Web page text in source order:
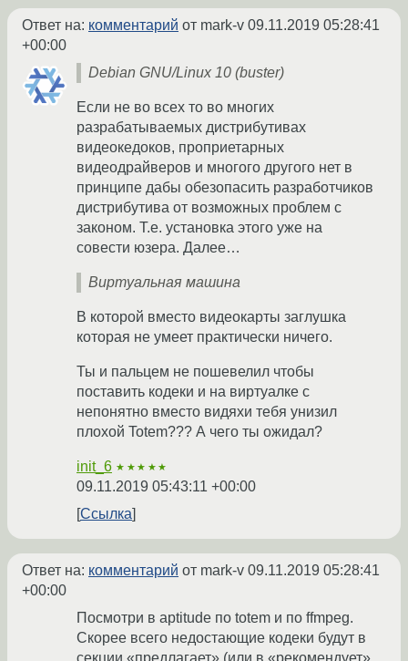
Ответ на: комментарий от mark-v 09.11.2019 05:28:41
+00:00
Debian GNU/Linux 10 (buster)
Если не во всех то во многих
разрабатываемых дистрибутивах
видеокедоков, проприетарных
видеодрайверов и многого другого нет в
принципе дабы обезопасить разработчиков
дистрибутива от возможных проблем с
законом. Т.е. установка этого уже на
совести юзера. Далее…
Виртуальная машина
В которой вместо видеокарты заглушка
которая не умеет практически ничего.
Ты и пальцем не пошевелил чтобы
поставить кодеки и на виртуалке с
непонятно вместо видяхи тебя унизил
плохой Totem??? А чего ты ожидал?
init_6 ★★★★★
09.11.2019 05:43:11 +00:00
Ссылка
Ответ на: комментарий от mark-v 09.11.2019 05:28:41
+00:00
Посмотри в aptitude по totem и по ffmpeg.
Скорее всего недостающие кодеки будут в